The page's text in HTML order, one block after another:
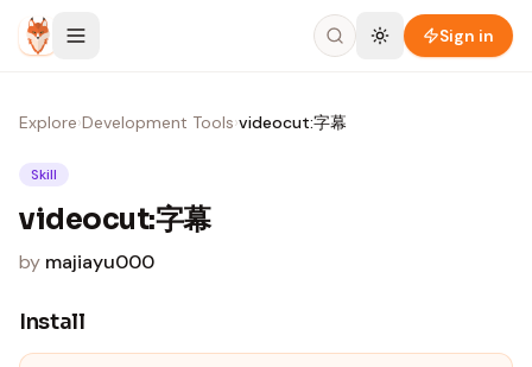
Skip to content
Sign in
Explore›Development Tools›videocut:字幕
Skill
videocut:字幕
by majiayu000
Install